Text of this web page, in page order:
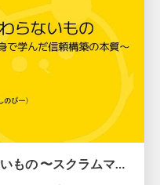
役割は変わっても、変わらないもの 〜スクラムマスターからEMへの転身で学んだ信頼構築の本質〜 / How to build trust